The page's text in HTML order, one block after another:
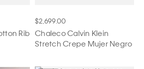
Rib
$2,699.00
Chaleco Calvin Klein
Stretch Crepe Mujer Negro